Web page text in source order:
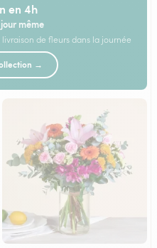
en 4h
même
de fleurs dans la journée
→